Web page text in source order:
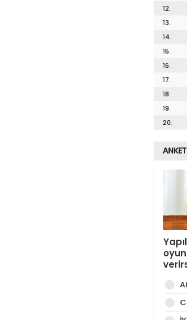
12.
13.
14.
15.
16.
17.
18.
19.
20.
ANKET